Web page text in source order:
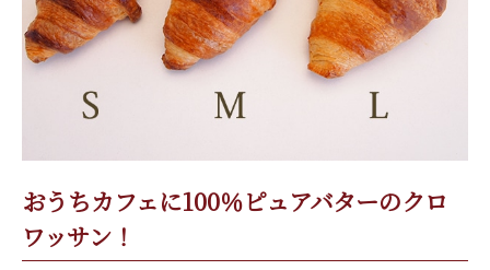
おうちカフェに100％ピュアバターのクロ
ワッサン！